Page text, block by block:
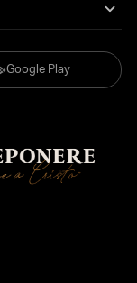
Google Play